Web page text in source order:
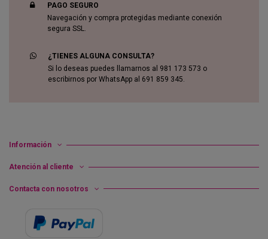
PAGO SEGURO
Navegación y compra protegidas mediante conexión
segura SSL.
¿TIENES ALGUNA CONSULTA?
Si lo deseas puedes llamarnos al 981 173 573 o
escribirnos por WhatsApp al 691 859 345.
Información
Atención al cliente
Contacta con nosotros